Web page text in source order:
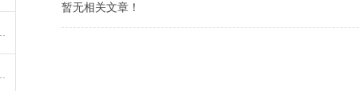
暂无相关文章！